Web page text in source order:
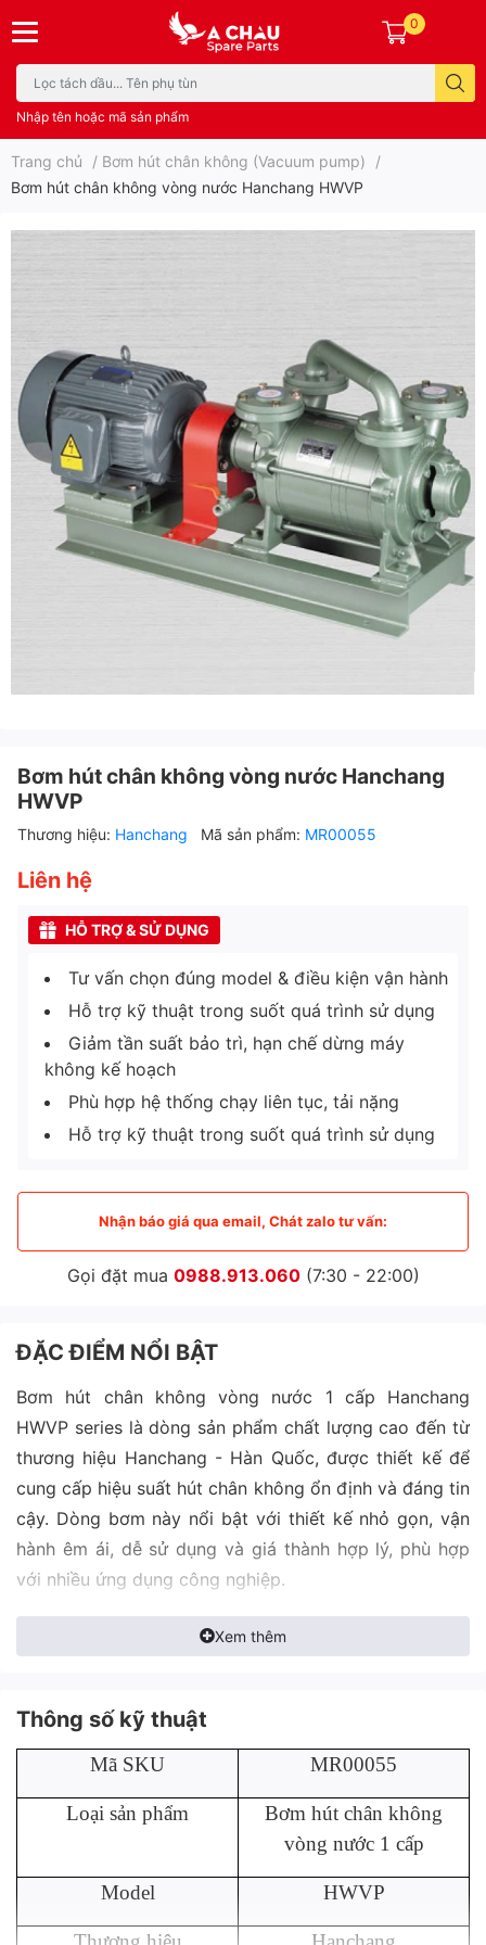
Nhập tên hoặc mã sản phẩm
0
Trang chủ / Bơm hút chân không (Vacuum pump)
/
Bơm hút chân không vòng nước Hanchang HWVP
Bơm hút chân không vòng nước Hanchang
HWVP
Thương hiệu: Hanchang Mã sản phẩm: MR00055
Liên hệ
HỖ TRỢ & SỬ DỤNG
Tư vấn chọn đúng model & điều kiện vận hành
Hỗ trợ kỹ thuật trong suốt quá trình sử dụng
Giảm tần suất bảo trì, hạn chế dừng máy
không kế hoạch
Phù hợp hệ thống chạy liên tục, tải nặng
Hỗ trợ kỹ thuật trong suốt quá trình sử dụng
Nhận báo giá qua email, Chát zalo tư vấn:
Gọi đặt mua 0988.913.060(7:30 - 22:00)
ĐẶC ĐIỂM NỔI BẬT
Bơm hút chân không vòng nước 1 cấp Hanchang
HWVP series là dòng sản phẩm chất lượng cao đến từ
thương hiệu Hanchang - Hàn Quốc, được thiết kế để
cung cấp hiệu suất hút chân không ổn định và đáng tin
cậy. Dòng bơm này nổi bật với thiết kế nhỏ gọn, vận
hành êm ái, dễ sử dụng và giá thành hợp lý, phù hợp
với nhiều ứng dụng công nghiệp.
Đặc điểm nổi bật
Hiệu suất ổn định: Cung cấp lực hút chân không
ổn định, đáp ứng nhu cầu của các ứng dụng
Thiết kế nhỏ gọn: Tiết kiệm không gian lắp đặt,
phù hợp với các nhà xưởng có diện tích hạn chế.
Vận hành êm ái: Giảm thiểu tiếng ồn trong môi
trường làm việc.
Xem thêm
Thông số kỹ thuật
Mã SKU MR00055
Loại sản phẩm
Bơm hút chân không
vòng nước 1 cấp
Model HWVP